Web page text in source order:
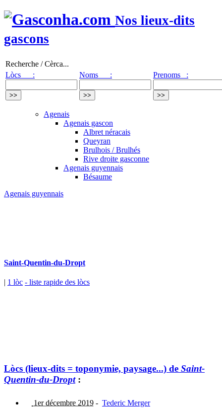
Nos lieux-dits
gascons
Recherche / Cèrca...
Lòcs :
Noms : Prenoms :
Agenais
Agenais gascon
Albret néracais
Queyran
Brulhois / Brulhés
Rive droite gasconne
Agenais guyennais
Bésaume
Agenais guyennais
Saint-Quentin-du-Dropt
| 1 lòc - liste rapide des lòcs
Lòcs (lieux-dits = toponymie, paysage...) de Saint-
Quentin-du-Dropt:
1er décembre 2019 - Tederic Merger